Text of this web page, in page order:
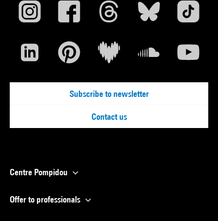
Subscribe to newsletter
Contact us
Centre Pompidou
Offer to professionals